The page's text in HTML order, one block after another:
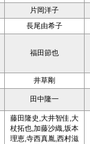
片岡洋子
長尾由希子
福田節也
井草剛
田中隆一
藤田隆史,大井智佳,大
杖拓也,加藤沙織,坂本
理恵,寺西真胤,西村滋